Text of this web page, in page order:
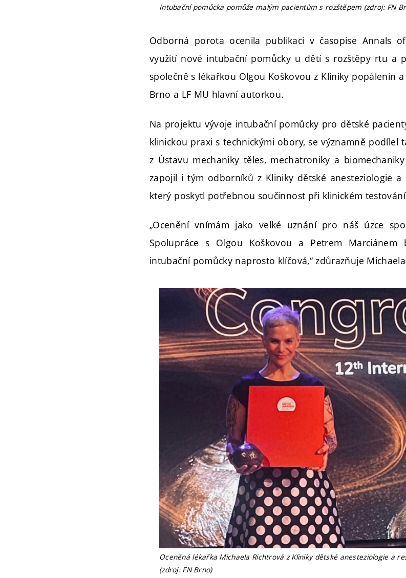
Intubační pomůcka pomůže malým pacientům s rozštěpem (zdroj: FN
Odborná porota ocenila publikaci v časopise Annals
využití nové intubační pomůcky u dětí s rozštěpy rtu a
společně s lékařkou Olgou Koškovou z Kliniky popálenin a
Brno a LF MU hlavní autorkou.
Na projektu vývoje intubační pomůcky pro dětské
klinickou praxi s technickými obory, se významně podílel
z Ústavu mechaniky těles, mechatroniky a
zapojil i tým odborníků z Kliniky dětské anesteziologie a
který poskytl potřebnou součinnost při klinickém
„Ocenění vnímám jako velké uznání pro náš úzce
Spolupráce s Olgou Koškovou a Petrem
intubační pomůcky naprosto klíčová,“ zdůrazňuje
Oceněná lékařka Michaela Richtrová z Kliniky dětské anesteziologie a
(zdroj: FN Brno)